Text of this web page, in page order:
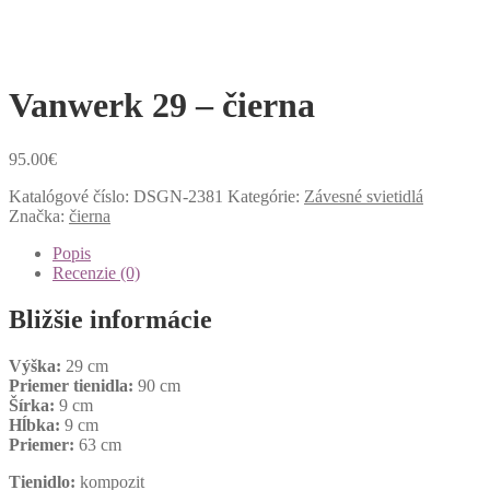
Vanwerk 29 – čierna
95.00€
Katalógové číslo: DSGN-2381 Kategórie: Závesné svietidlá
Značka: čierna
Popis
Recenzie (0)
Bližšie informácie
Výška: 29 cm
Priemer tienidla: 90 cm
Šírka: 9 cm
Hĺbka: 9 cm
Priemer: 63 cm
Tienidlo: kompozit